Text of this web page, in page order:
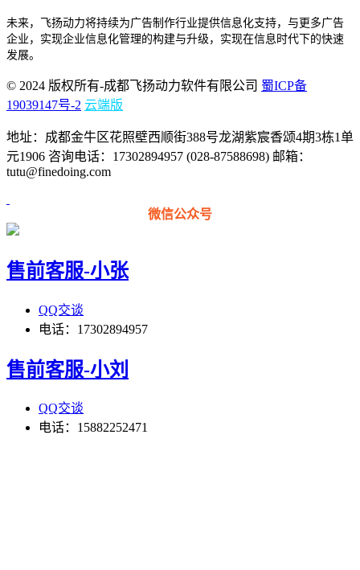
未来， 飞扬动力将持续为广告制作行业提供信息化支持，与更多广告
企业，实现企业信息化管理的构建与升级，实现在信息 时代下的快速
发展。
© 2024 版权所有-成都飞扬动力软件有限公司 蜀ICP备
19039147号-2 云端版
地址：成都金牛区花照壁西顺街388号龙湖紫宸香颂4期3栋1单
元1906 咨询电话：17302894957 (028-87588698) 邮箱：
tutu@finedoing.com
微信公众号
售前客服-小张
QQ交谈
电话：17302894957
售前客服-小刘
QQ交谈
电话：15882252471